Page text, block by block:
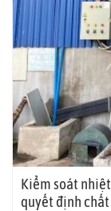
Kiểm soát
quyết định